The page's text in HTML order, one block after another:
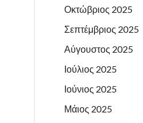
Οκτώβριος 2025
Σεπτέμβριος 2025
Αύγουστος 2025
Ιούλιος 2025
Ιούνιος 2025
Μάιος 2025